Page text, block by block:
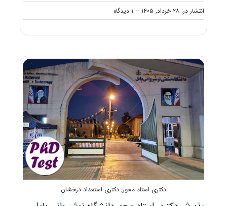
انتشار در: ۲۸ خرداد, ۱۴۰۵ -- ۱ دیدگاه
on
فراخوان
محور
دانشگاه
کردستان
۱۴۰۵
دکتری استاد محور, دکتری استعداد درخشان